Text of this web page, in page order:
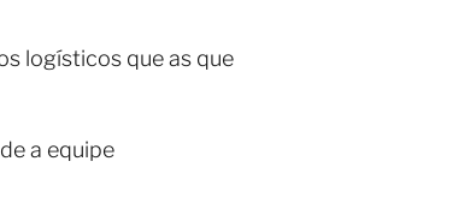
logísticos que as que
a equipe